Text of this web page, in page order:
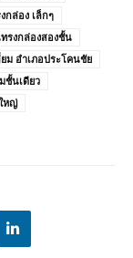
กล่อง เล็กๆ
รงกล่องสองชั้น
ม อําเภอประโคนชัย
ชั้นเดียว
หญ่